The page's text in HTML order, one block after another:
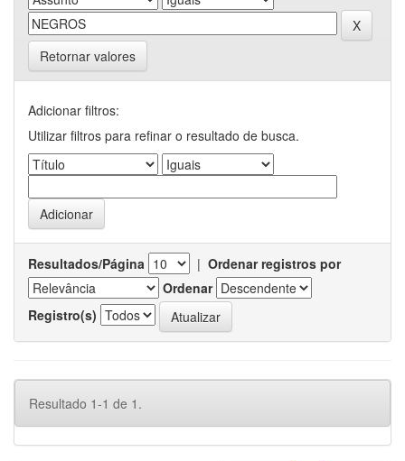
Retornar valores
Adicionar filtros:
Utilizar filtros para refinar o resultado de busca.
Resultados/Página | Ordenar registros por
Ordenar
Registro(s)
Resultado 1-1 de 1.